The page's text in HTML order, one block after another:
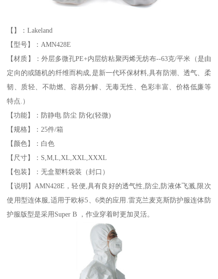
【】：Lakeland
【型号】：AMN428E
【材质】：外层多微孔PE+内层纺粘聚丙烯无纺布--63克/平米（是由
定向的或随机的纤维而构成,是新一代环保材料,具有防潮、透气、柔
韧、质轻、不助燃、容易分解、无毒无性、色彩丰富、价格低廉等
特点.）
【功能】：防静电 防尘 防化(轻微)
【规格】：25件/箱
【颜色】：白色
【尺寸】：S,M,L,XL,XXL,XXXL
【包装】：无盒塑料袋装（封口）
【说明】AMN428E，轻便,具有良好的透气性,防尘,防液体飞溅,限次
使用型连体服,适用于欧标5、6类的应用.雷克兰麦克斯防护服连体防
护服版型是采用Super B ，作业穿着时更加灵活。